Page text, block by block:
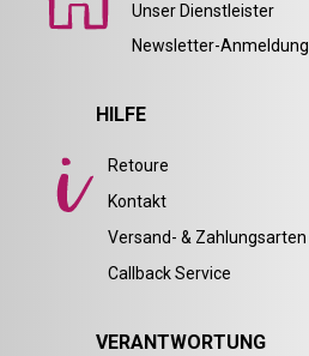
Unser Dienstleister
Newsletter-Anmeldung
HILFE
Retoure
Kontakt
Versand- & Zahlungsarten
Callback Service
VERANTWORTUNG